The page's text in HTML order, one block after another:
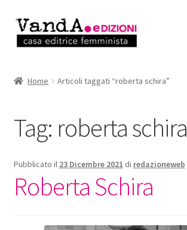
Vai
alla
Vai
al
AUTRICI e AUTORI
EVENTI
RASSEGNA STAMPA
CHI SIAMO
Home Articoli taggati “roberta schira”
Tag: roberta schira
Pubblicato il 23 Dicembre 2021 di redazioneweb
Roberta Schira